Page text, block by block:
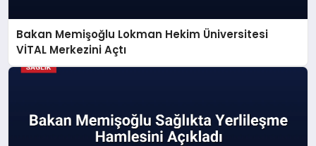
Bakan Memişoğlu Lokman Hekim Üniversitesi
VİTAL Merkezini Açtı